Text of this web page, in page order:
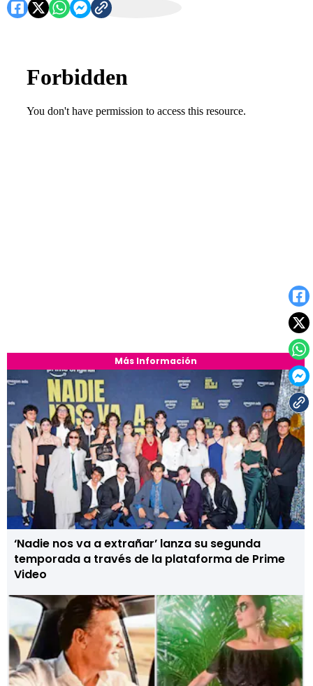
Más Información
‘Nadie nos va a extrañar’ lanza su segunda
temporada a través de la plataforma de Prime
Video